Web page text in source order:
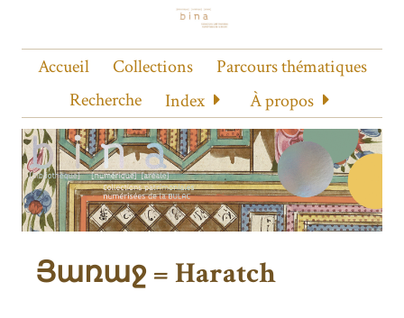
Accueil Collections
Parcours thématiques
Recherche
Index À propos
Յառաջ = Haratch